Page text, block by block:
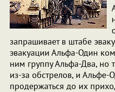
запрашивает в штабе
эвакуации Альфа-Один
ним группу Альфа-Два, но
из-за обстрелов, и Альфе-
продержаться до их